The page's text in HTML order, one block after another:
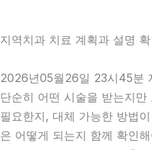
지역치과 치료 계획과 설명
2026년05월26일 23시45분
단순히 어떤 시술을 받는지
필요한지, 대체 가능한 방법
은 어떻게 되는지 함께 확인